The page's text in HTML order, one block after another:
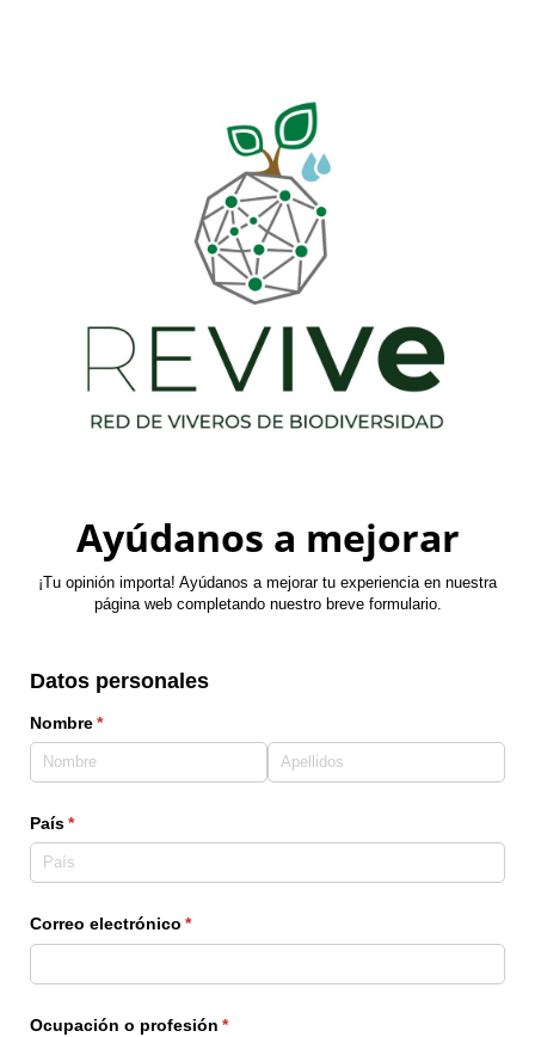
Ayúdanos a mejorar
¡Tu opinión importa! Ayúdanos a mejorar tu experiencia en nuestra
página web completando nuestro breve formulario.
Datos personales
Nombre*
(necesario)
País*
(necesario)
Correo electrónico *
(necesario)
Ocupación o profesión *
(necesario)